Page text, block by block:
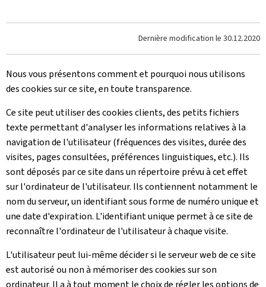
Dernière modification le 30.12.2020
Nous vous présentons comment et pourquoi nous utilisons
des cookies sur ce site, en toute transparence.
Ce site peut utiliser des cookies clients, des petits fichiers
texte permettant d'analyser les informations relatives à la
navigation de l'utilisateur (fréquences des visites, durée des
visites, pages consultées, préférences linguistiques, etc.). Ils
sont déposés par ce site dans un répertoire prévu à cet effet
sur l'ordinateur de l'utilisateur. Ils contiennent notamment le
nom du serveur, un identifiant sous forme de numéro unique et
une date d'expiration. L'identifiant unique permet à ce site de
reconnaître l'ordinateur de l'utilisateur à chaque visite.
L'utilisateur peut lui-même décider si le serveur web de ce site
est autorisé ou non à mémoriser des cookies sur son
ordinateur. Il a à tout moment le choix de régler les options de